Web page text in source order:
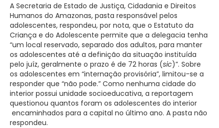
A Secretaria de Estado de Justiça, Cidadania e Direitos
Humanos do Amazonas, pasta responsável pelos
adolescentes, respondeu, por nota, que o Estatuto da
Criança e do Adolescente permite que a delegacia tenha
“um local reservado, separado dos adultos, para manter
os adolescentes até a definição da situação instituída
pelo juíz, geralmente o prazo é de 72 horas (sic)”. Sobre
os adolescentes em “internação provisória”, limitou-se a
responder que “não pode.” Como nenhuma cidade do
interior possui unidade socioeducativa, a reportagem
questionou quantos foram os adolescentes do interior
encaminhados para a capital no último ano. A pasta não
respondeu.